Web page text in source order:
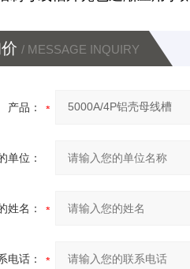
/ MESSAGE INQUIRY
产品：
单位：
姓名：
电话：